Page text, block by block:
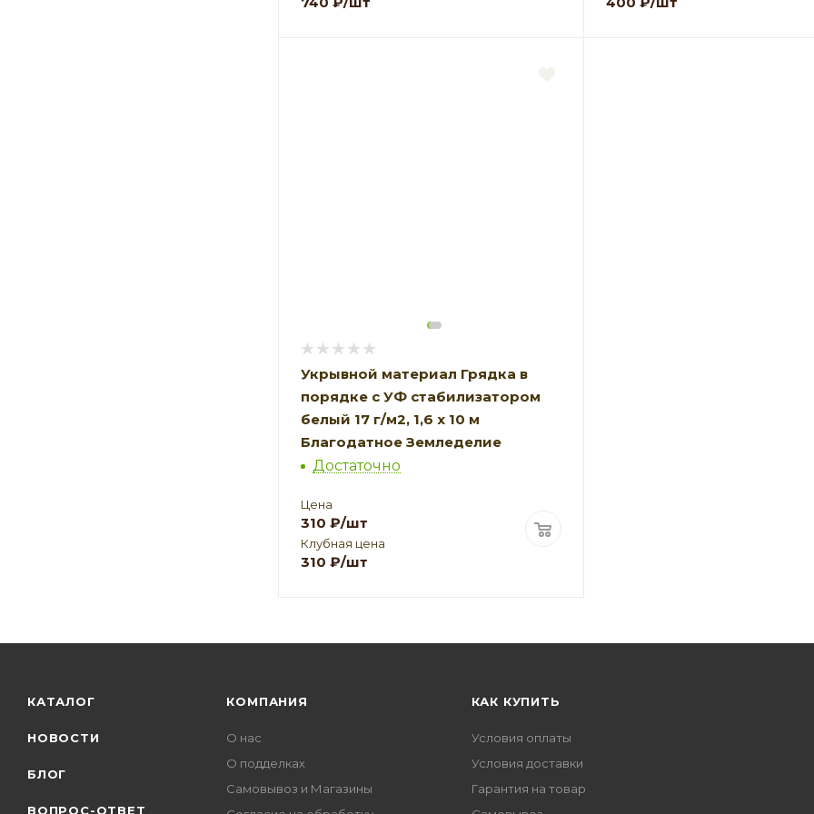
Укрывной материал Грядка в
порядке с УФ стабилизатором
белый 17 г/м2, 1,6 х 10 м
Благодатное Земледелие
Достаточно
Цена
310 ₽/шт
Клубная цена
310 ₽/шт
КАТАЛОГ
НОВОСТИ
БЛОГ
ВОПРОС-ОТВЕТ
КОМПАНИЯ
О нас
О подделках
Самовывоз и Магазины
КАК КУПИТЬ
Условия оплаты
Условия доставки
Гарантия на товар